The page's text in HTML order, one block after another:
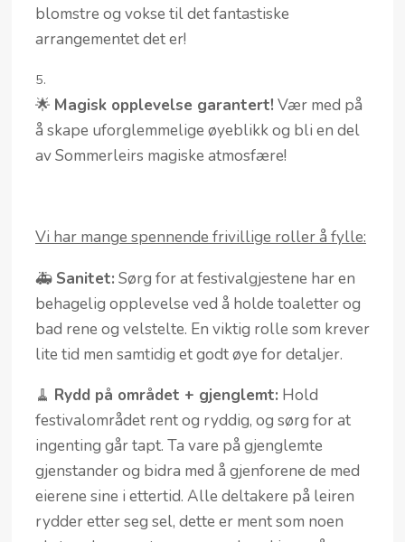
blomstre og vokse til det fantastiske
arrangementet det er!
🌟 Magisk opplevelse garantert! Vær med på
å skape uforglemmelige øyeblikk og bli en del
av Sommerleirs magiske atmosfære!
Vi har mange spennende frivillige roller å fylle:
🚑 Sanitet: Sørg for at festivalgjestene har en
behagelig opplevelse ved å holde toaletter og
bad rene og velstelte. En viktig rolle som krever
lite tid men samtidig et godt øye for detaljer.
🧹 Rydd på området + gjenglemt: Hold
festivalområdet rent og ryddig, og sørg for at
ingenting går tapt. Ta vare på gjenglemte
gjenstander og bidra med å gjenforene de med
eierene sine i ettertid. Alle deltakere på leiren
rydder etter seg sel, dette er ment som noen